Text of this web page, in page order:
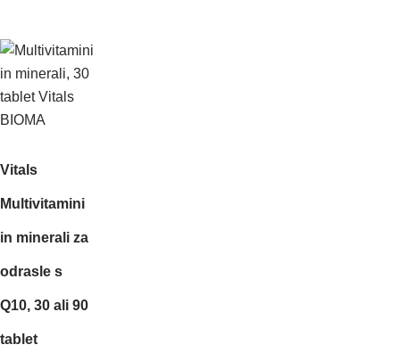
Vitals
Multivitamini
in minerali za
odrasle s
Q10, 30 ali 90
tablet